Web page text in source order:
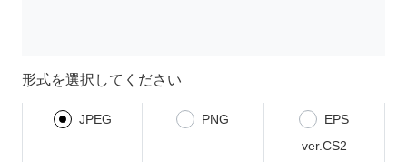
形式を選択してください
JPEG PNG
EPS
ver.CS2